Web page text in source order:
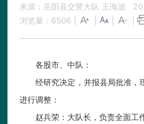
来源：岳阳县交警大队 王海波
浏览量： 6506
各股市、中队：
经研究决定，并报县局批准，
进行调整：
赵兵荣：大队长，负责全面工